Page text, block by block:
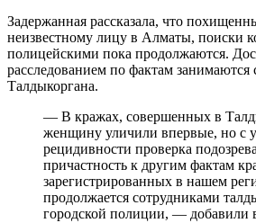
Задержанная рассказала, что
неизвестному лицу в Алматы, поиски
полицейскими пока продолжаются.
расследованием по фактам
Талдыкоргана.
— В кражах, совершенных в
женщину уличили впервые, но с
рецидивности проверка
причастность к другим фактам
зарегистрированных в нашем
продолжается сотрудниками
городской полиции, — добавили